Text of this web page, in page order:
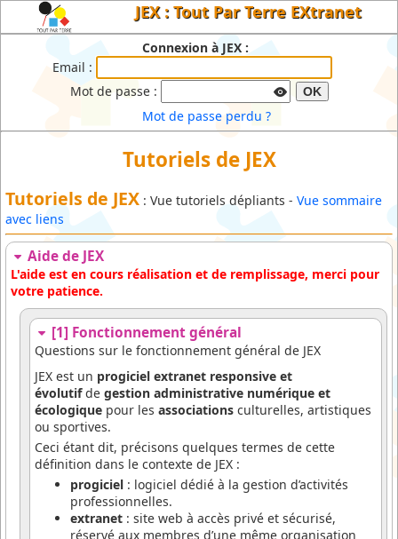
JEX : Tout Par Terre EXtranet
Connexion à JEX :
Email :
Mot de passe :
OK
Mot de passe perdu ?
Tutoriels de JEX
Tutoriels de JEX : Vue tutoriels dépliants - Vue sommaire
avec liens
Aide de JEX
L'aide est en cours réalisation et de remplissage, merci pour
votre patience.
[1] Fonctionnement général
Questions sur le fonctionnement général de JEX
JEX est un progiciel extranet responsive et
évolutifde gestion administrative numérique et
écologique pour les associations culturelles, artistiques
ou sportives.
Ceci étant dit, précisons quelques termes de cette
définition dans le contexte de JEX :
progiciel : logiciel dédié à la gestion d’activités
professionnelles.
extranet : site web à accès privé et sécurisé,
réservé aux membres d’une même organisation